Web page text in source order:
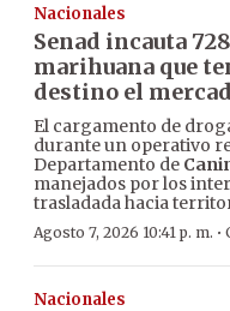
Nacionales
Senad incauta
marihuana que
destino el
El cargamento de
durante un operativo
Departamento de
manejados por los
trasladada hacia
Agosto 7, 2026 10:41 p. m. ·
Nacionales